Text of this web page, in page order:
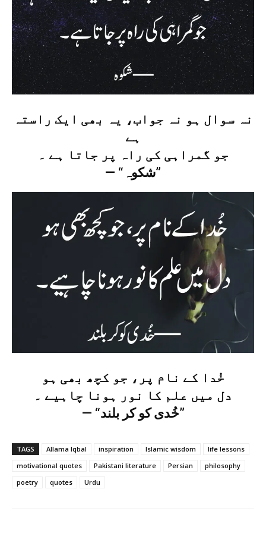
نہ سوال ہو نہ جواب، یہ بھی ایک راستہ
ہے
جو گمراہی کی راہ پر جاتا ہے ۔
— “شکوہ”
خُدا کے نام پر، جو کچھ بھی ہو
دل میں علم کا نور ہونا چاہیے ۔
— “خُدی کو کر بلند”
TAGS Allama Iqbal inspiration Islamic wisdom
life lessons
motivational quotes
Pakistani literature Persian
philosophy
poetry
quotes Urdu